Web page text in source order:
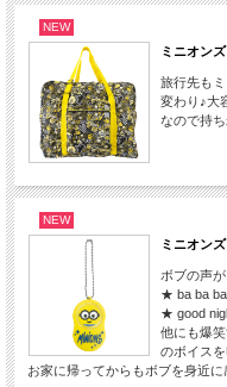
NEW
ミニオン
旅行先も
変わり♪大
なので持ち
NEW
ミニオン
ボブの声
★ ba ba
★ good
他にも爆
のボイス
お家に帰ってからもボブを身近に